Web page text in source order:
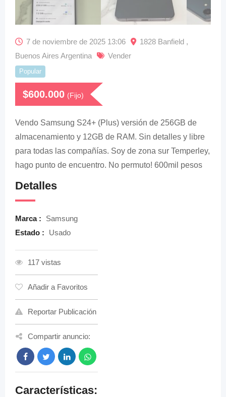
7 de noviembre de 2025 13:06
1828 Banfield ,
Buenos Aires Argentina
Vender
Popular
$600.000 (Fijo)
Vendo Samsung S24+ (Plus) versión de 256GB de
almacenamiento y 12GB de RAM. Sin detalles y libre
para todas las compañías. Soy de zona sur Temperley,
hago punto de encuentro. No permuto! 600mil pesos
Detalles
Marca :
Samsung
Estado :
Usado
117 vistas
Añadir a Favoritos
Reportar Publicación
Compartir anuncio:
Características: